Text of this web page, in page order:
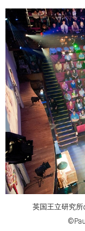
英国王立研究所